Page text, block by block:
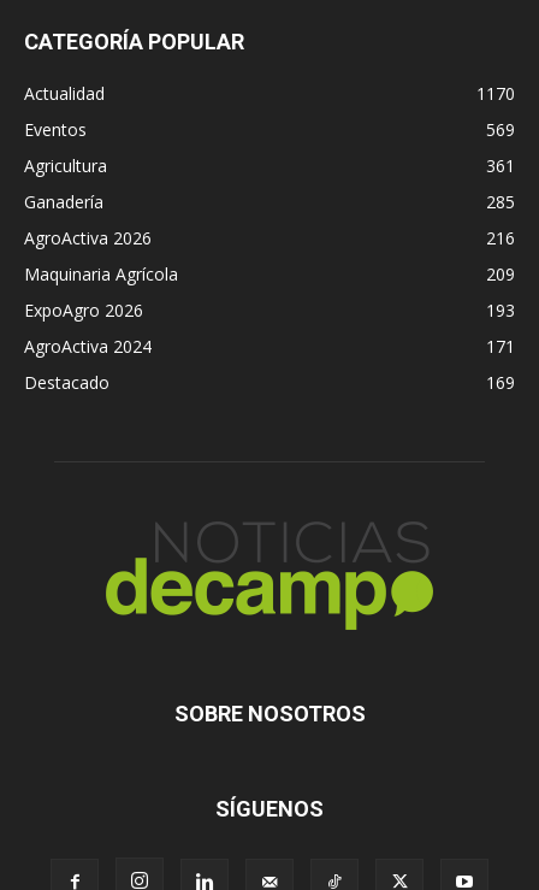
CATEGORÍA POPULAR
Actualidad
1170
Eventos
569
Agricultura
361
Ganadería
285
AgroActiva 2026
216
Maquinaria Agrícola
209
ExpoAgro 2026
193
AgroActiva 2024
171
Destacado
169
SOBRE NOSOTROS
SÍGUENOS